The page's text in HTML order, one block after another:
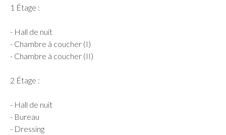
1 Étage :
- Hall de nuit
- Chambre à coucher (I)
- Chambre à coucher (II)
2 Étage :
- Hall de nuit
- Bureau
- Dressing